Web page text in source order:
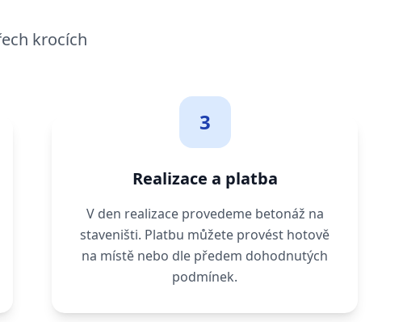
krocích
3
Realizace a platba
V den realizace provedeme betonáž na
staveništi. Platbu můžete provést hotově
na místě nebo dle předem dohodnutých
podmínek.